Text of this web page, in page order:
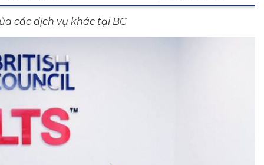
các dịch vụ khác tại BC